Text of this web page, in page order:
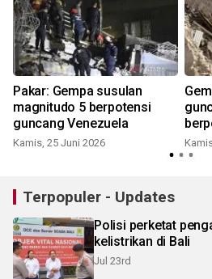
Pakar: Gempa susulan
magnitudo 5 berpotensi
guncang Venezuela
Kamis, 25 Juni 2026
Terpopuler - Updates
Polisi perketat
kelistrikan di Bali
Jul 23rd